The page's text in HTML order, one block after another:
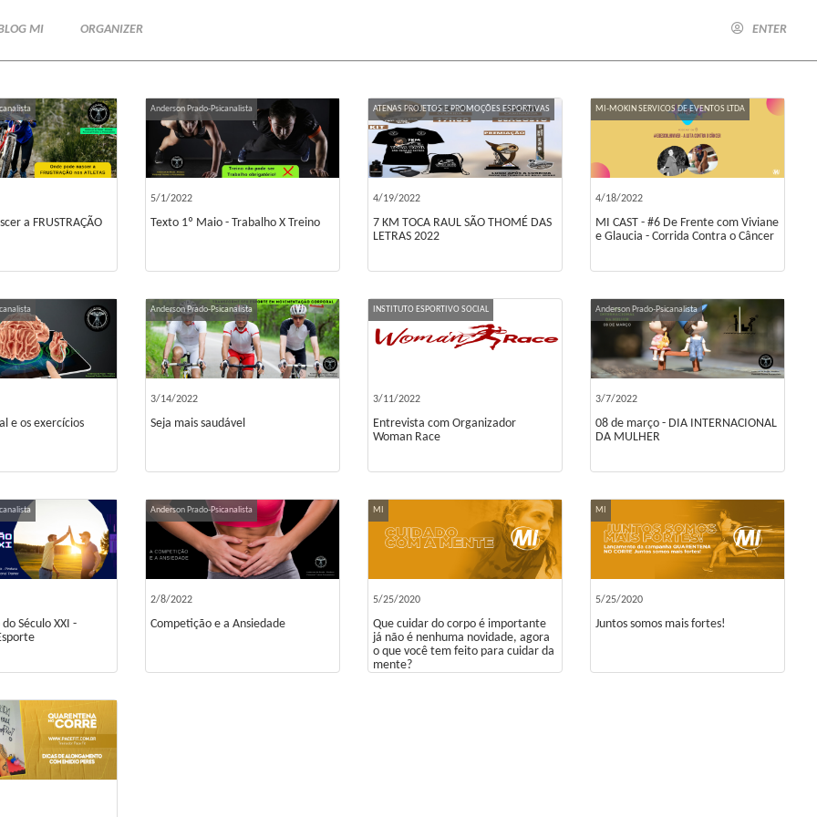
MI ORGANIZER ENTER
a FRUSTRAÇÃO
Anderson Prado-Psicanalista
5/1/2022
Texto 1º Maio - Trabalho X Treino
ATENAS PROJETOS E PROMOÇÕES ESPORTIVAS
4/19/2022
7 KM TOCA RAUL SÃO THOMÉ DAS
LETRAS 2022
MI-MOKIN SERVICOS DE EVENTOS LTDA
4/18/2022
MI CAST - #6 De Frente com Viviane
e Glaucia - Corrida Contra o Câncer
e os exercícios
Anderson Prado-Psicanalista
3/14/2022
Seja mais saudável
INSTITUTO ESPORTIVO SOCIAL
3/11/2022
Entrevista com Organizador
Woman Race
Anderson Prado-Psicanalista
3/7/2022
08 de março - DIA INTERNACIONAL
DA MULHER
Século XXI -
Anderson Prado-Psicanalista
2/8/2022
Competição e a Ansiedade
MI
5/25/2020
Que cuidar do corpo é importante
já não é nenhuma novidade, agora
o que você tem feito para cuidar da
mente?
MI
5/25/2020
Juntos somos mais fortes!